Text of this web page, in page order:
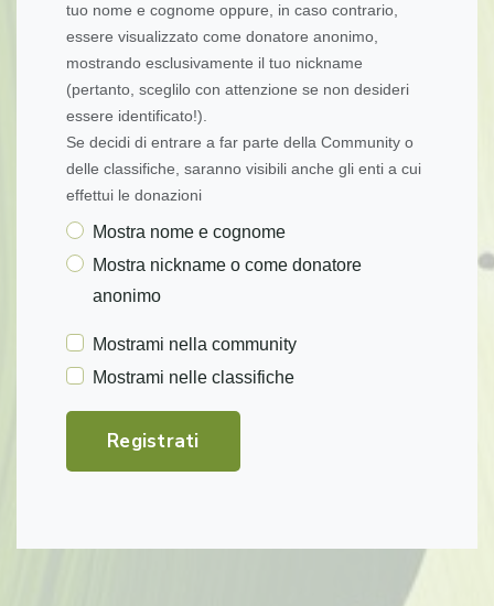
tuo nome e cognome oppure, in caso contrario,
essere visualizzato come donatore anonimo,
mostrando esclusivamente il tuo nickname
(pertanto, sceglilo con attenzione se non desideri
essere identificato!).
Se decidi di entrare a far parte della Community o
delle classifiche, saranno visibili anche gli enti a cui
effettui le donazioni
Mostra nome e cognome
Mostra nickname o come donatore
anonimo
Mostrami nella community
Mostrami nelle classifiche
Registrati